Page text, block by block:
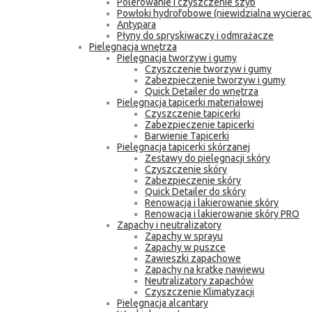
Powłoki hydrofobowe (niewidzialna
Antypara
Płyny do spryskiwaczy i odmrażacze
Pielęgnacja wnętrza
Pielęgnacja tworzyw i gumy
Czyszczenie tworzyw i gumy
Zabezpieczenie tworzyw i gumy
Quick Detailer do wnętrza
Pielęgnacja tapicerki materiałowej
Czyszczenie tapicerki
Zabezpieczenie tapicerki
Barwienie Tapicerki
Pielęgnacja tapicerki skórzanej
Zestawy do pielęgnacji skóry
Czyszczenie skóry
Zabezpieczenie skóry
Quick Detailer do skóry
Renowacja i lakierowanie skóry
Renowacja i lakierowanie skóry PRO
Zapachy i neutralizatory
Zapachy w sprayu
Zapachy w puszce
Zawieszki zapachowe
Zapachy na kratkę nawiewu
Neutralizatory zapachów
Czyszczenie Klimatyzacji
Pielęgnacja alcantary